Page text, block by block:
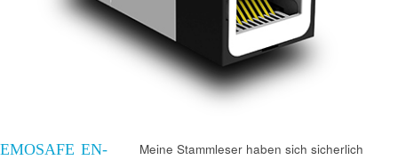
EMOSAFE EN-
Meine Stammleser haben sich sicherlich